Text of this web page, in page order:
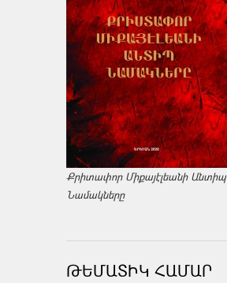
Քրիտափոր Միքայէլեանի Անտիպ
Նամակները
ԹԵՄԱՏԻԿ ՀԱՄԱՐ